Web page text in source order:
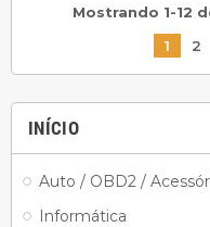
INÍCIO
Auto / OBD2 /
Informática
Mostrando 1-12
1
2